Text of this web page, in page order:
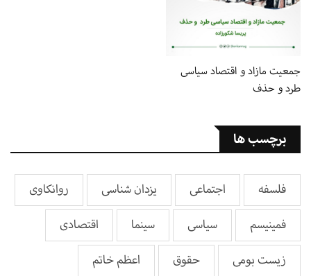
جمعیت مازاد و اقتصاد سیاسی
طرد و حذف
برچسب ها
فلسفه اجتماعی یزدان شناسی
روانکاوی
فمینیسم
سیاسی سینما
اقتصادی
زیست بومی
حقوق
اعظم خاتم